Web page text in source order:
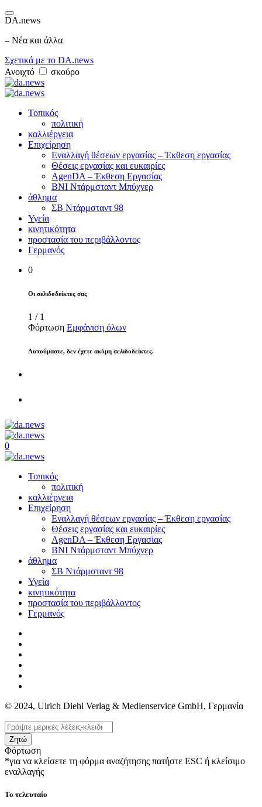
DA.news
– Νέα και άλλα
Σχετικά με το DA.news
Ανοιχτό
σκούρο
Τοπικός
πολιτική
καλλιέργεια
Επιχείρηση
Εναλλαγή θέσεων εργασίας – Έκθεση εργασίας
Θέσεις εργασίας και ευκαιρίες
AgenDA – Έκθεση Εργασίας
BNI Ντάρμσταντ Μπύχνερ
άθλημα
ΣΒ Ντάρμσταντ 98
Υγεία
κινητικότητα
προστασία του περιβάλλοντος
Γερμανός
0
Οι σελιδοδείκτες σας
1 / 1
Φόρτωση Εμφάνιση όλων
Λυπούμαστε, δεν έχετε ακόμη σελιδοδείκτες.
0
Τοπικός
πολιτική
καλλιέργεια
Επιχείρηση
Εναλλαγή θέσεων εργασίας – Έκθεση εργασίας
Θέσεις εργασίας και ευκαιρίες
AgenDA – Έκθεση Εργασίας
BNI Ντάρμσταντ Μπύχνερ
άθλημα
ΣΒ Ντάρμσταντ 98
Υγεία
κινητικότητα
προστασία του περιβάλλοντος
Γερμανός
© 2024, Ulrich Diehl Verlag & Medienservice GmbH, Γερμανία
Ζητώ
Φόρτωση
*για να κλείσετε τη φόρμα αναζήτησης πατήστε ESC ή κλείσιμο
εναλλαγής
Το τελευταίο